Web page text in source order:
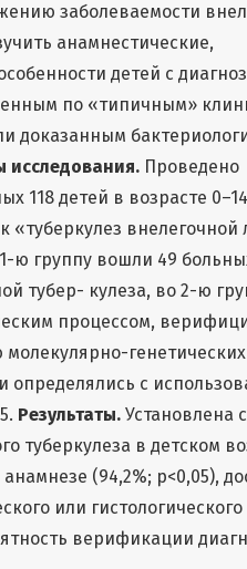
заболеваемости
анамнестические,
детей с
по «типичным»
доказанным
исследования. Проведено
118 детей в возрасте
«туберкулез
ю группу вошли 49
тубер- кулеза, во 2-ю
процессом,
определялись с
Результаты. Установлена
туберкулеза в детском
(94,2%; р<0,05),
или
верификации